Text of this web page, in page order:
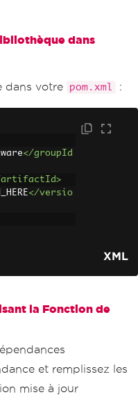
dans
dans votre pom.xml :
</groupId
</versio
XML
la Fonction de
et remplissez les
mise à jour